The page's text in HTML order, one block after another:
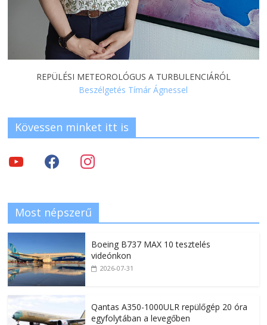
REPÜLÉSI METEOROLÓGUS A TURBULENCIÁRÓL
Beszélgetés Tímár Ágnessel
Kövessen minket itt is
Most népszerű
Boeing B737 MAX 10 tesztelés
videónkon
2026-07-31
Qantas A350-1000ULR repülőgép 20 óra
egyfolytában a levegőben